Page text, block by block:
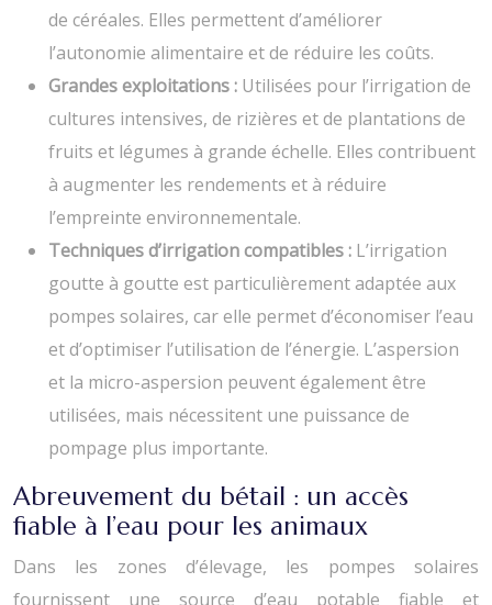
de céréales. Elles permettent d’améliorer
l’autonomie alimentaire et de réduire les coûts.
Grandes exploitations : Utilisées pour l’irrigation de
cultures intensives, de rizières et de plantations de
fruits et légumes à grande échelle. Elles contribuent
à augmenter les rendements et à réduire
l’empreinte environnementale.
Techniques d’irrigation compatibles : L’irrigation
goutte à goutte est particulièrement adaptée aux
pompes solaires, car elle permet d’économiser l’eau
et d’optimiser l’utilisation de l’énergie. L’aspersion
et la micro-aspersion peuvent également être
utilisées, mais nécessitent une puissance de
pompage plus importante.
Abreuvement du bétail : un accès
fiable à l’eau pour les animaux
Dans les zones d’élevage, les pompes solaires
fournissent une source d’eau potable fiable et